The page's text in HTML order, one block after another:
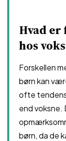
Hvad
hos
Forskellen
børn kan
ofte
end
børn, da de